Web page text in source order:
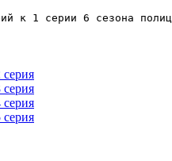
к 1 серии 6 сезона
серия
серия
серия
серия